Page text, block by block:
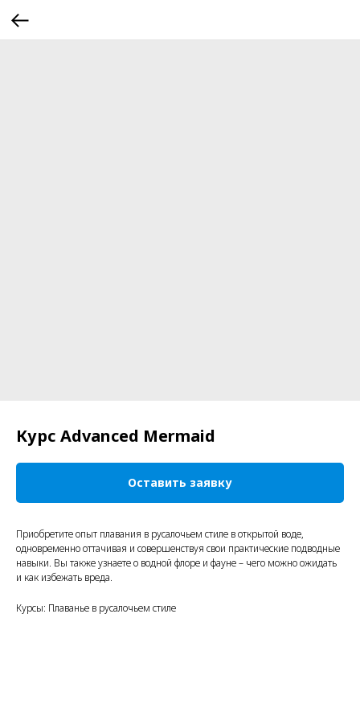
Курс Advanced Mermaid
Оставить заявку
Приобретите опыт плавания в русалочьем стиле в открытой воде,
одновременно оттачивая и совершенствуя свои практические подводные
навыки. Вы также узнаете о водной флоре и фауне – чего можно ожидать
и как избежать вреда.
Курсы: Плаванье в русалочьем стиле